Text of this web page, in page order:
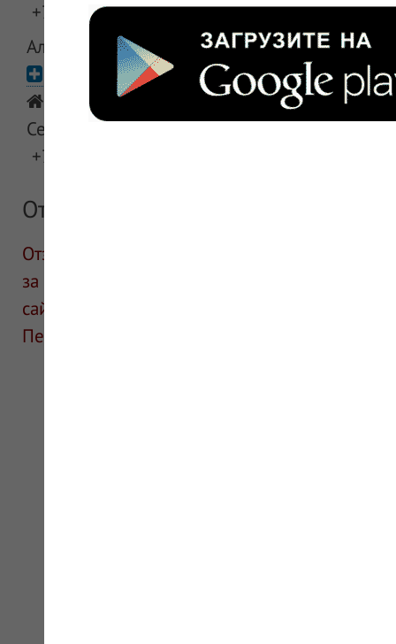
+7 (495) 363-35-00
Алоэ ДН N6 суппозитории ректальные
ЗДОРОВ.ру-Сергиев-Посад
Московская область, Сергиево-Посадский
Сергиев Посад, пр-кт Красной Армии, д 182
+7 (495) 363-35-00
Отзывы
Отзывы размещают посетители сайта.
за информацию в отзывах. Описание
сайте для ознакомления и не является
Перед применением необходима